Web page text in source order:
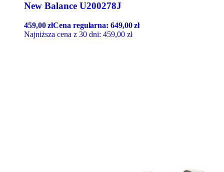
New Balance U200278J
459,00złCena regularna:649,00zł
Najniższa cena z 30 dni: 459,00 zł